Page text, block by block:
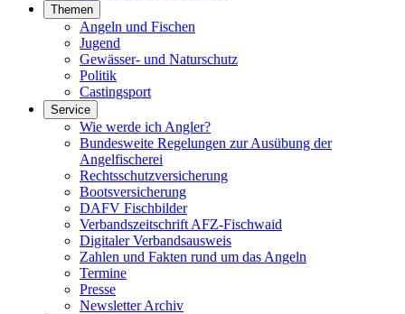
Themen
Angeln und Fischen
Jugend
Gewässer- und Naturschutz
Politik
Castingsport
Service
Wie werde ich Angler?
Bundesweite Regelungen zur Ausübung der
Angelfischerei
Rechtsschutzversicherung
Bootsversicherung
DAFV Fischbilder
Verbandszeitschrift AFZ-Fischwaid
Digitaler Verbandsausweis
Zahlen und Fakten rund um das Angeln
Termine
Presse
Newsletter Archiv